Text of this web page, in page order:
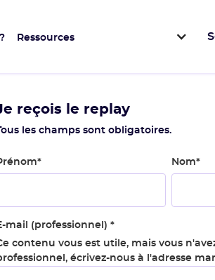
Ressources
reçois le replay
les champs sont obligatoires.
* Nom*
mail (professionnel)*
contenu vous est utile, mais vous
écrivez-nous à l'adresse